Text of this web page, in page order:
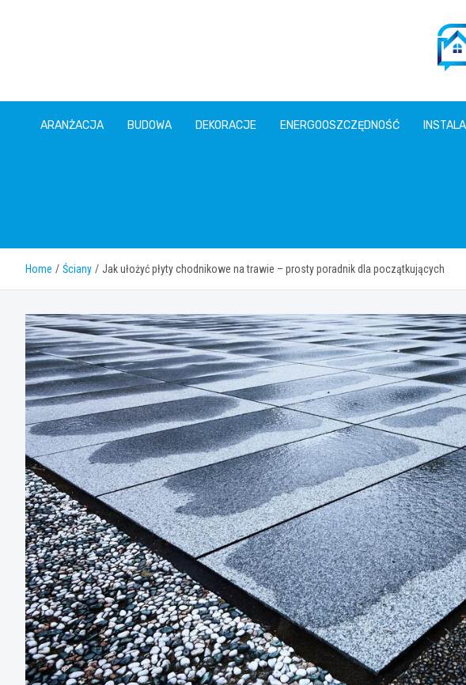
ARANŻACJA BUDOWA DEKORACJE ENERGOOSZCZĘDNOŚĆ
Home Ściany Jak ułożyć płyty chodnikowe na trawie – prosty poradnik dla początkujących